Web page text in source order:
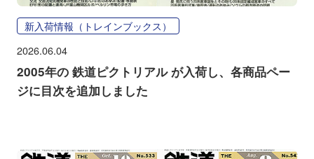
新入荷情報（トレインブックス）
2026.06.04
2005年の 鉄道ピクトリアル が入荷し、各商品ペー
ジに目次を追加しました